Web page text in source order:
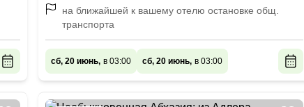
на ближайшей к вашему отелю остановке общ.
транспорта
сб, 20 июнь, в 03:00 сб, 20 июнь, в 03:00